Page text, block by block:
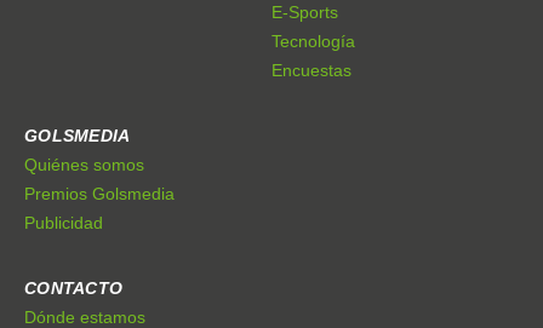
E-Sports
Tecnología
Encuestas
GOLSMEDIA
Quiénes somos
Premios Golsmedia
Publicidad
CONTACTO
Dónde estamos